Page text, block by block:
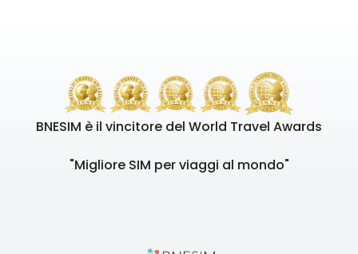
BNESIM è il vincitore del World Travel Awards
"Migliore SIM per viaggi al mondo"